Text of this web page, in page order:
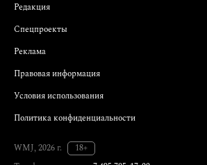
Редакция
Спецпроекты
Реклама
Правовая информация
Условия использования
Политика конфиденциальности
WMJ, 2026 г.
18+